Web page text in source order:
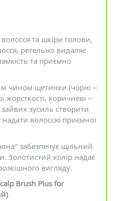
та шкіри голови,
ретельно видаляє
та приємно
чином щетинки (чорні –
жорсткості, коричневі –
зусиль створити
надати волоссю приємної
забезпечує щільний
Золотистий колір надає
вигляду.
Brush Plus for